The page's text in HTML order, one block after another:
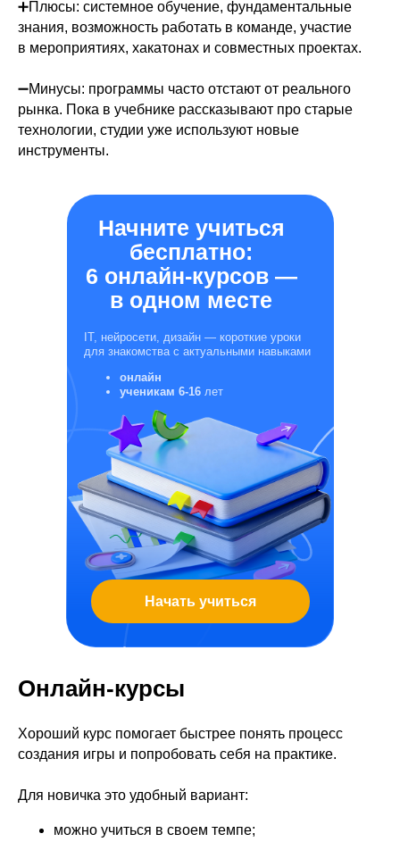
➕Плюсы: системное обучение, фундаментальные
знания, возможность работать в команде, участие
в мероприятиях, хакатонах и совместных проектах.
➖Минусы: программы часто отстают от реального
рынка. Пока в учебнике рассказывают про старые
технологии, студии уже используют новые
инструменты.
IT, нейросети, дизайн — короткие уроки
для знакомства с актуальными навыками
онлайн
ученикам 6-16 лет
Начните учиться
бесплатно:
6 онлайн-курсов —
в одном месте
Начать учиться
Онлайн-курсы
Хороший курс помогает быстрее понять процесс
создания игры и попробовать себя на практике.
Для новичка это удобный вариант:
можно учиться в своем темпе;